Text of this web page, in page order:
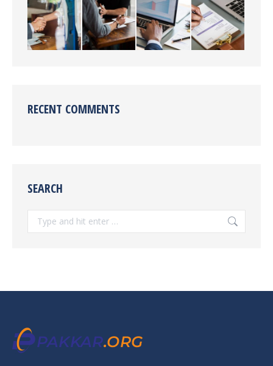
RECENT COMMENTS
SEARCH
Search: